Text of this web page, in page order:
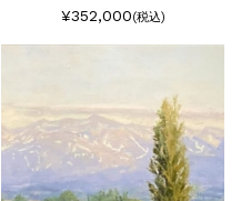
¥352,000(税込)